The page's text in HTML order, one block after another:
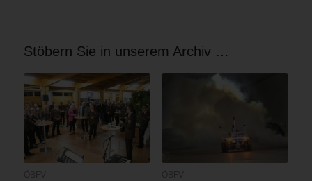
Stöbern Sie in unserem Archiv …